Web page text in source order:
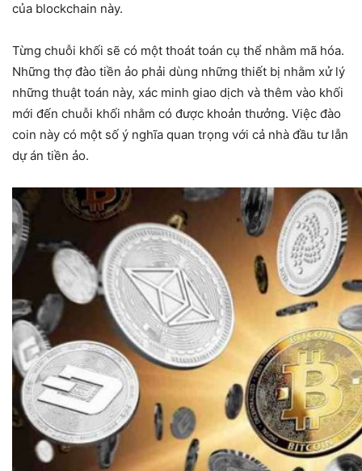
của blockchain này.
Từng chuỗi khối sẽ có một thoát toán cụ thể nhằm mã hóa.
Những thợ đào tiền ảo phải dùng những thiết bị nhằm xử lý
những thuật toán này, xác minh giao dịch và thêm vào khối
mới đến chuỗi khối nhằm có được khoản thưởng. Việc đào
coin này có một số ý nghĩa quan trọng với cả nhà đầu tư lẫn
dự án tiền ảo.